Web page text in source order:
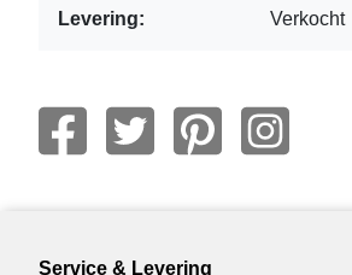
Levering: Verkocht
Service & Levering